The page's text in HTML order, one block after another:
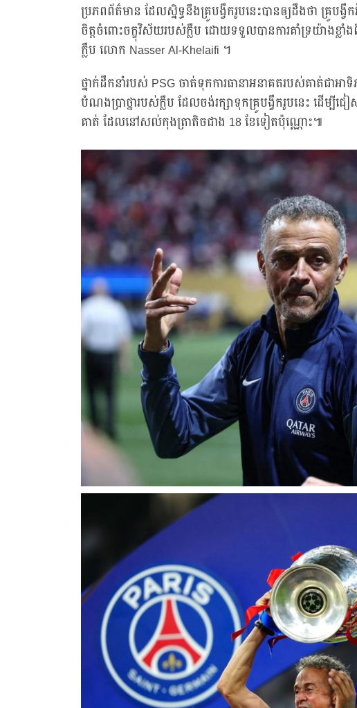
ប្រភពព័ត៌មាន ដែលស្និទ្ធនឹងគ្រូបង្វឹករូបនេះបានឲ្យដឹងថា គ្រូបង្វឹ
ចិត្តចំពោះចក្ខុវិស័យរបស់ក្លឹប ដោយទទួលបានការគាំទ្រយ៉ាងខ្ល
ក្លឹប លោក Nasser Al-Khelaifi ។
ថ្នាក់ដឹកនាំរបស់ PSG ចាត់ទុកការធានាអនាគតរបស់គាត់ជាអា
បំណងប្រាថ្នារបស់ក្លឹប ដែលចង់រក្សាទុកគ្រូបង្វឹករូបនេះ ដើម្បី
គាត់ ដែលនៅសល់កុងត្រាតិចជាង 18 ខែទៀតប៉ុណ្ណោះ៕